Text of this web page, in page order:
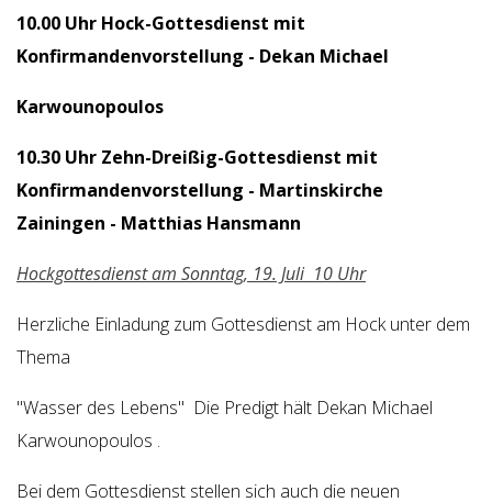
10.00 Uhr Hock-Gottesdienst mit
Konfirmandenvorstellung - Dekan Michael
Karwounopoulos
10.30 Uhr Zehn-Dreißig-Gottesdienst mit
Konfirmandenvorstellung - Martinskirche
Zainingen - Matthias Hansmann
Hockgottesdienst am Sonntag, 19. Juli 10 Uhr
Herzliche Einladung zum Gottesdienst am Hock unter dem
Thema
"Wasser des Lebens" Die Predigt hält Dekan Michael
Karwounopoulos .
Bei dem Gottesdienst stellen sich auch die neuen